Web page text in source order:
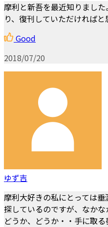
摩利と新吾を最近知りまし
り、復刊していただければと
Good
2018/07/20
ゆず吉
摩利大好きの私にとっては
探しているのですが、なかな
どうか、どうか・・手に取